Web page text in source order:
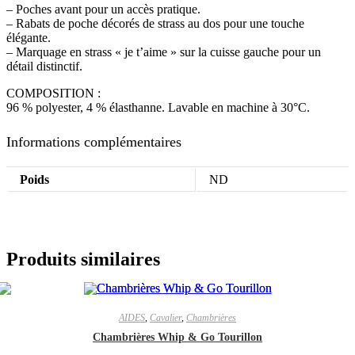
– Poches avant pour un accès pratique.
– Rabats de poche décorés de strass au dos pour une touche
élégante.
– Marquage en strass « je t’aime » sur la cuisse gauche pour un
détail distinctif.
COMPOSITION :
96 % polyester, 4 % élasthanne. Lavable en machine à 30°C.
Informations complémentaires
Poids ND
Produits similaires
AIDES, Cavalier, Chambrières
Chambrières Whip & Go Tourillon